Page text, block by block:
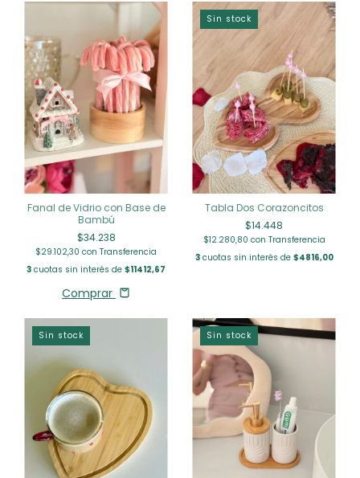
Fanal de Vidrio con Base de
Bambú
$34.238
$29.102,30 con Transferencia
3 cuotas sin interés de $11412,67
Comprar
Sin stock
Tabla Dos Corazoncitos
$14.448
$12.280,80 con Transferencia
3cuotas sin interés de $4816,00
Sin stock Sin stock